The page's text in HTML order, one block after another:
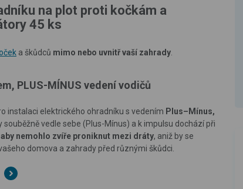
na plot proti kočkám a
45 ks
a škůdců mimo nebo uvnitř vaší zahrady
PLUS-MÍNUS vedení vodičů
instalaci elektrického ohradníku s vedením Plus–Mínus,
souběžně vedle sebe (Plus-Mínus) a k impulsu dochází při
nemohlo zvíře proniknut mezi dráty, aniž by se
domova a zahrady před různými škůdci.